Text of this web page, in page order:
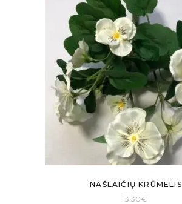
NAŠLAIČIŲ KRŪMELIS
3.30€